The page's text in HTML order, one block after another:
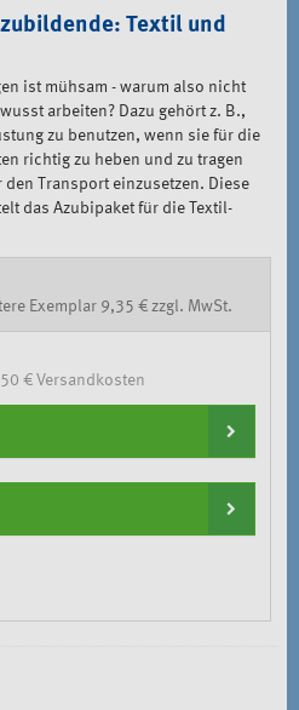
Textil und
ist mühsam - warum also nicht
arbeiten? Dazu gehört z. B.,
zu benutzen, wenn sie für die
richtig zu heben und zu tragen
Transport einzusetzen. Diese
das Azubipaket für die Textil-
Exemplar 9,35 € zzgl. MwSt.
€ Versandkosten